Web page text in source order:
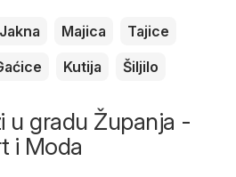
Jakna Majica
Tajice
Kutija Šiljilo
u gradu Županja -
i Moda